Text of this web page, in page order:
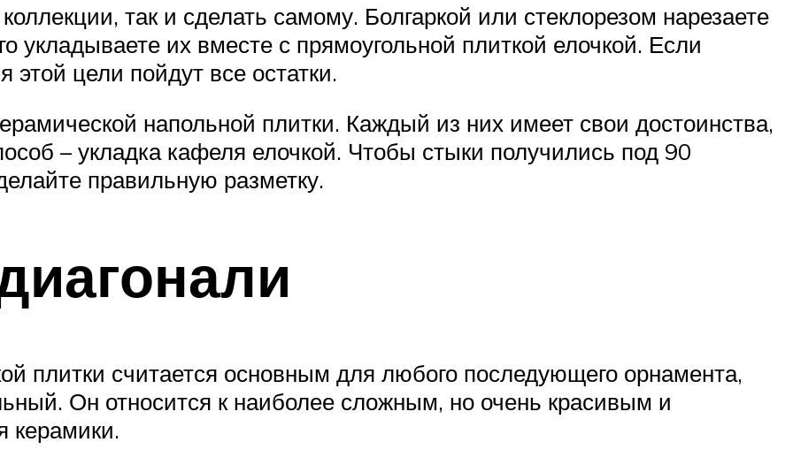
так и сделать самому. Болгаркой или стеклорезом нарезаете
укладываете их вместе с прямоугольной плиткой елочкой. Если
этой цели пойдут все остатки.
напольной плитки. Каждый из них имеет свои достоинства,
– укладка кафеля елочкой. Чтобы стыки получились под 90
правильную разметку.
плитки считается основным для любого последующего орнамента,
Он относится к наиболее сложным, но очень красивым и
керамики.